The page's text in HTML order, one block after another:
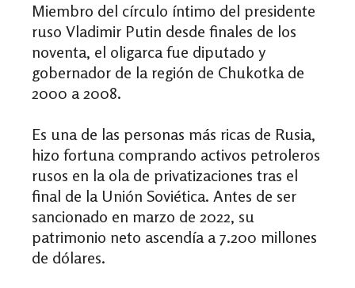
Miembro del círculo íntimo del presidente
ruso Vladimir Putin desde finales de los
noventa, el oligarca fue diputado y
gobernador de la región de Chukotka de
2000 a 2008.
Es una de las personas más ricas de Rusia,
hizo fortuna comprando activos petroleros
rusos en la ola de privatizaciones tras el
final de la Unión Soviética. Antes de ser
sancionado en marzo de 2022, su
patrimonio neto ascendía a 7.200 millones
de dólares.